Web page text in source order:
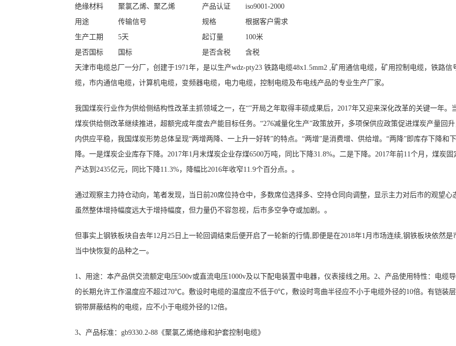
绝缘材料
聚氯乙烯、聚乙烯 产品认证
iso9001-2000
用途
传输信号 规格
根据客户需求
生产工期
5天 起订量
100米
是否国标
国标 是否含税
含税
天津市电缆总厂一分厂，创建于1971年，是以生产wdz-pty23 铁路电缆48x1.5mm2 ,矿用通信电缆，矿用控制电缆，铁路信
缆，市内通信电缆，计算机电缆，变频器电缆，电力电缆，控制电缆及布电线产品的专业生产厂家。
我国煤炭行业作为供给侧结构性改革主抓领域之一，在“”开局之年取得丰硕成果后，2017年又迎来深化改革的关键一年。
煤炭供给侧改革继续推进，超额完成年度去产能目标任务。“276减量化生产”政策放开，多项保供应政策促进煤炭产量回升
内供应平稳，我国煤炭形势总体呈现“两增两降、一上升一好转”的特点。“两增”是消费增、供给增。“两降”即库存下降和下
降。一是煤炭企业库存下降。2017年1月末煤炭企业存煤6500万吨，同比下降31.8%。二是下降。2017年前11个月，煤炭固
产达到2435亿元，同比下降11.3%，降幅比2016年收窄11.9个百分点。。
通过观察主力持仓动向，笔者发现，当日前20席位持仓中，多数席位选择多、空持仓同向调整，显示主力对后市的观望心
虽然整体增持幅度远大于增持幅度，但力量仍不容忽视，后市多空争夺或加剧。。
但事实上钢铁板块自去年12月25日上一轮回调结束后便开启了一轮新的行情,即便是在2018年1月市场连续,钢铁板块依然是
当中快恢复的品种之一。
1、用途：本产品供交流额定电压500v或直流电压1000v及以下配电装置中电器，仪表接线之用。2、产品使用特性：电缆
的长期允许工作温度应不超过70℃。敷设时电缆的温度应不低于0℃，敷设时弯曲半径应不小于电缆外径的10倍。有铠装
铜带屏蔽结构的电缆，应不小于电缆外径的12倍。
3、产品标准：gb9330.2-88《聚氯乙烯绝缘和护套控制电缆》